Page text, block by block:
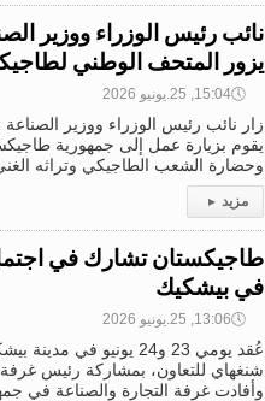
نائب رئيس الوزراء ووزير
يزور المتحف الوطني
🕔15:04, 25.يونيو 2026
زار نائب رئيس الوزراء ووزير
يقوم بزيارة عمل إلى جمهورية
وحضارة الشعب الطاجيكي وتراثه
مزيد ▸
طاجيكستان تشارك في
في بيشكيك
🕔13:06, 25.يونيو 2026
عُقد يومي 23 و24
شنغهاي للتعاون، بمشاركة رئيس
وأفادت غرفة التجارة والصناعة في